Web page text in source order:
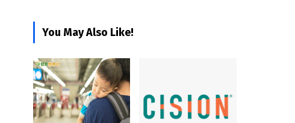
You May Also Like!